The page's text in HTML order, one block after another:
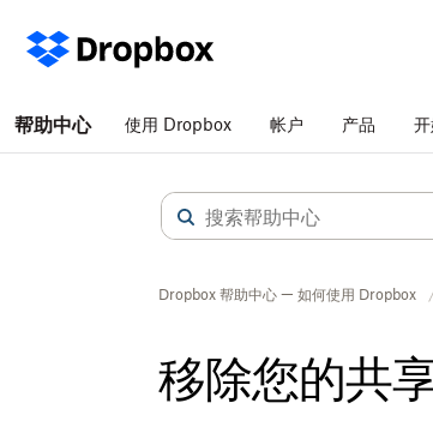
帮助中心 使用 Dropbox 帐户 产品
Dropbox 帮助中心 — 如何使用 Dropbox
移除您的共